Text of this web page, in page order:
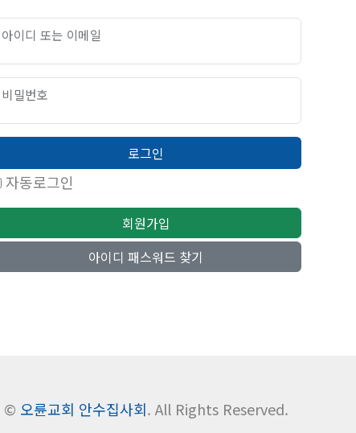
아이디 또는 이메일
비밀번호
로그인
자동로그인
회원가입
아이디 패스워드 찾기
© 오륜교회 안수집사회. All Rights Reserved.